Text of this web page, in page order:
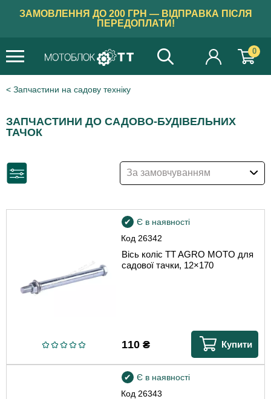
ЗАМОВЛЕННЯ ДО 200 ГРН — ВІДПРАВКА ПІСЛЯ
ПЕРЕДОПЛАТИ!
0
Запчастини на садову техніку
ЗАПЧАСТИНИ ДО САДОВО-БУДІВЕЛЬНИХ
ТАЧОК
За замовчуванням
Код 26342
Є в наявності
Вісь коліс TT AGRO MOTO для
садової тачки, 12×170
110₴ Купити
Код 26343
Є в наявності